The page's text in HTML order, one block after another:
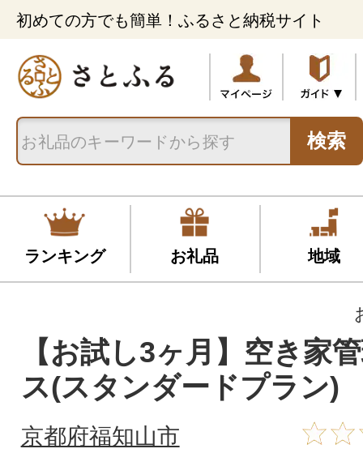
初めての方でも簡単！ふるさと納税サイト
検索
ランキング お礼品 地域
【お試し3ヶ月】空き家
ス(スタンダードプラン)
京都府福知山市